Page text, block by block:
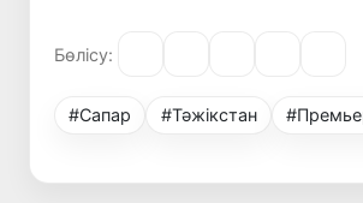
Бөлісу:
#Сапар #Тәжікстан